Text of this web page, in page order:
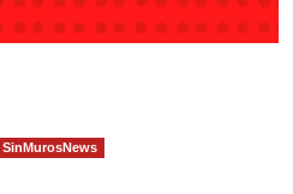
SinMurosNews